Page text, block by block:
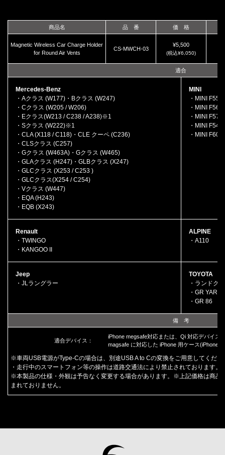
商品名 品 番 価 格
Magnetic Wireless Car Charge Holder
for Round Air Vents
CS-MWCH-03
¥5,500
(税込¥6,050)
適合
Mercedes-Benz
・Aクラス (W177)・Bクラス (W247)
・Cクラス (W205 / W206)
・Eクラス(W213 / C238 / A238)※1
・Sクラス (W222)※1
・CLA (X118 / C118)・CLE クーペ (C236)
・CLSクラス (C257)
・Gクラス (W463A)・Gクラス (W465)
・GLAクラス (H247)・GLBクラス (X247)
・GLCクラス (X253 / C253 )
・GLCクラス(X254 / C254)
・Vクラス (W447)
・EQA (H243)
・EQB (X243)
MINI
・MINI F55
・MINI F56
・MINI F57
・MINI F54
・MINI F60
Renault
・TWINGO
・KANGOO II
ALPINE
・A110
Jeep
・JLラングラー
TOYOTA
・ランドク
・GR
・GR 86
備 考
適合デバイス：
iPhone megsafe対応または、Qi 対応デバイス
magsafe に対応した iPhone 用ケース(iPhone
※車両USB電源がType-Cの場合は、別途USB A to Cの変換をご用意してくださ
・走行中のスマートフォン等の操作は道路交通法により禁止されております。
※本製品の仕様・外観は予告なく変更する場合があります。※上記価格は商品
まれておりません。